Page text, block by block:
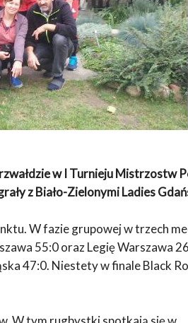
w I Turnieju Mistrzostw
z Biało-Zielonymi Ladies
W fazie grupowej w trzech
55:0 oraz Legię Warszawa
47:0. Niestety w finale Black